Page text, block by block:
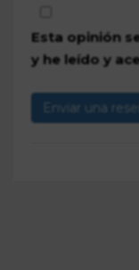
Esta opinión
y he leído y
Enviar una